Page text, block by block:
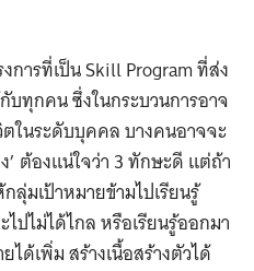
การที่เป็น Skill Program ที่ส่ง
บทุกคน ซึ่งในกระบวนการอาจ
ในระดับบุคคล บางคนอาจจะ
ต้องแน่ใจว่า 3 ทักษะดี แต่ถ้า
มเป้าหมายข้ามไปเรียนรู้
ปไม่ได้ไกล หรือเรียนรู้ออกมา
ได้เพิ่ม สร้างเนื้อสร้างตัวได้